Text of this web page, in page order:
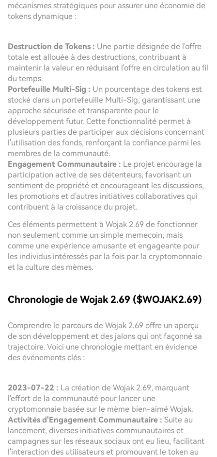
mécanismes stratégiques pour assurer une économie de
tokens dynamique :
Destruction de Tokens : Une partie désignée de l'offre
totale est allouée à des destructions, contribuant à
maintenir la valeur en réduisant l'offre en circulation au fil
du temps.
Portefeuille Multi-Sig : Un pourcentage des tokens est
stocké dans un portefeuille Multi-Sig, garantissant une
approche sécurisée et transparente pour le
développement futur. Cette fonctionnalité permet à
plusieurs parties de participer aux décisions concernant
l'utilisation des fonds, renforçant la confiance parmi les
membres de la communauté.
Engagement Communautaire : Le projet encourage la
participation active de ses détenteurs, favorisant un
sentiment de propriété et encourageant les discussions,
les promotions et d'autres initiatives collaboratives qui
contribuent à la croissance du projet.
Ces éléments permettent à Wojak 2.69 de fonctionner
non seulement comme un simple memecoin, mais
comme une expérience amusante et engageante pour
les individus intéressés par la fois par la cryptomonnaie
et la culture des mèmes.
Chronologie de Wojak 2.69 ($WOJAK2.69)
Comprendre le parcours de Wojak 2.69 offre un aperçu
de son développement et des jalons qui ont façonné sa
trajectoire. Voici une chronologie mettant en évidence
des événements clés :
2023-07-22 : La création de Wojak 2.69, marquant
l'effort de la communauté pour lancer une
cryptomonnaie basée sur le mème bien-aimé Wojak.
Activités d'Engagement Communautaire : Suite au
lancement, diverses initiatives communautaires et
campagnes sur les réseaux sociaux ont eu lieu, facilitant
l'interaction des utilisateurs et promouvant le token au